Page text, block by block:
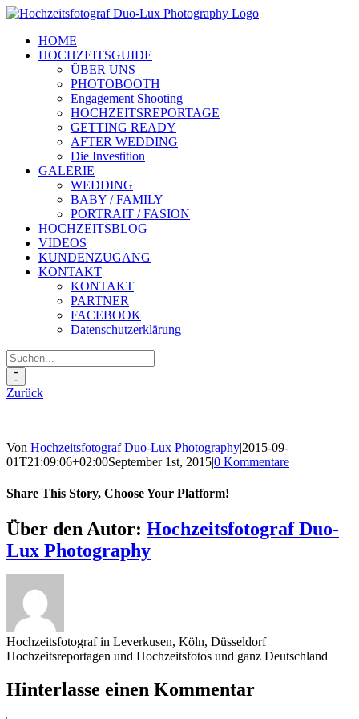
Zum
springenHOME
HOCHZEITSGUIDE
ÜBER UNS
PHOTOBOOTH
Engagement Shooting
HOCHZEITSREPORTAGE
GETTING READY
AFTER WEDDING
Die Investition
GALERIE
WEDDING
BABY / FAMILY
PORTRAIT / FASION
HOCHZEITSBLOG
VIDEOS
KUNDENZUGANG
KONTAKT
KONTAKT
PARTNER
FACEBOOK
Datenschutzerklärung
Suche
nach:
Zurück
Von Hochzeitsfotograf Duo-Lux Photography|2015-09-
01T21:09:06+02:00September 1st, 2015|0 Kommentare
Share This Story, Choose Your Platform!
Sharing_facebook
Sharing_twitter
Sharing_reddit
Über den Autor: Hochzeitsfotograf Duo-
Lux Photography
Hochzeitsfotograf in Leverkusen, Köln, Düsseldorf
Hochzeitsreportagen und Hochzeitsfotos und ganz Deutschland
Hinterlasse einen Kommentar